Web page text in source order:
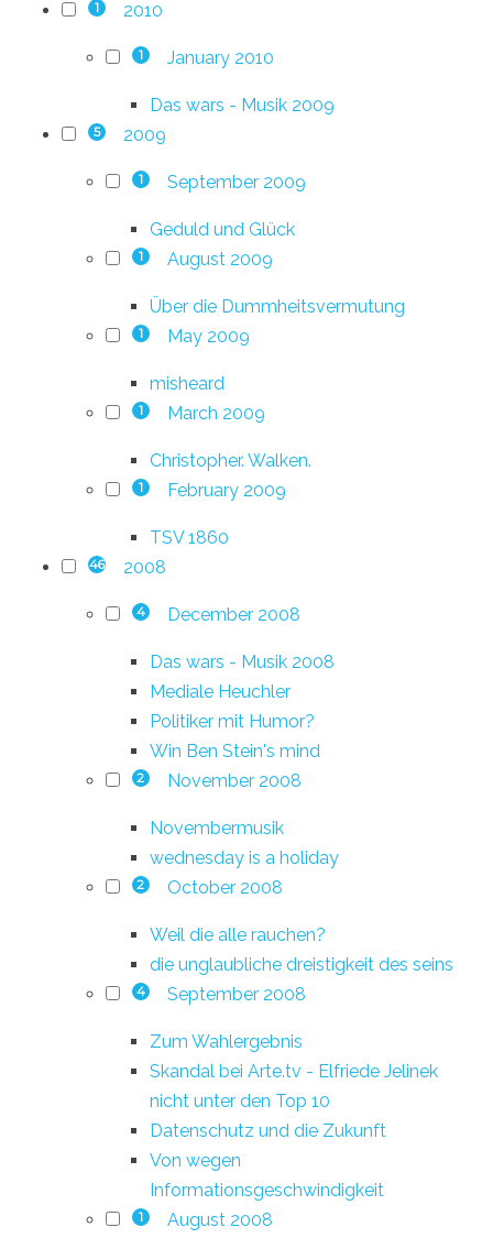
1 2010
1 January 2010
Das wars - Musik 2009
5 2009
1 September 2009
Geduld und Glück
1 August 2009
Über die Dummheitsvermutung
1 May 2009
misheard
1 March 2009
Christopher. Walken.
1 February 2009
TSV 1860
46 2008
4 December 2008
Das wars - Musik 2008
Mediale Heuchler
Politiker mit Humor?
Win Ben Stein's mind
2 November 2008
Novembermusik
wednesday is a holiday
2 October 2008
Weil die alle rauchen?
die unglaubliche dreistigkeit des seins
4 September 2008
Zum Wahlergebnis
Skandal bei Arte.tv - Elfriede Jelinek
nicht unter den Top 10
Datenschutz und die Zukunft
Von wegen
Informationsgeschwindigkeit
1 August 2008